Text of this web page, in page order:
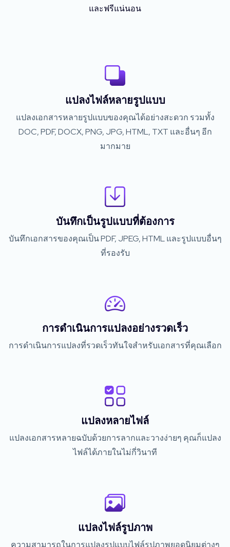
และฟรีแน่นอน
แปลงไฟล์หลายรูปแบบ
แปลงเอกสารหลายรูปแบบของคุณได้อย่างสะดวก รวมทั้ง
DOC, PDF, DOCX, PNG, JPG, HTML, TXT และอื่นๆ อีก
มากมาย
บันทึกเป็นรูปแบบที่ต้องการ
บันทึกเอกสารของคุณเป็น PDF, JPEG, HTML และรูปแบบอื่นๆ
ที่รองรับ
การดำเนินการแปลงอย่างรวดเร็ว
การดำเนินการแปลงที่รวดเร็วทันใจสำหรับเอกสารที่คุณเลือก
แปลงหลายไฟล์
แปลงเอกสารหลายฉบับด้วยการลากและวางง่ายๆ คุณก็แปลง
ไฟล์ได้ภายในไม่กี่วินาที
แปลงไฟล์รูปภาพ
ความสามารถในการแปลงรูปแบบไฟล์รูปภาพยอดนิยมต่างๆ